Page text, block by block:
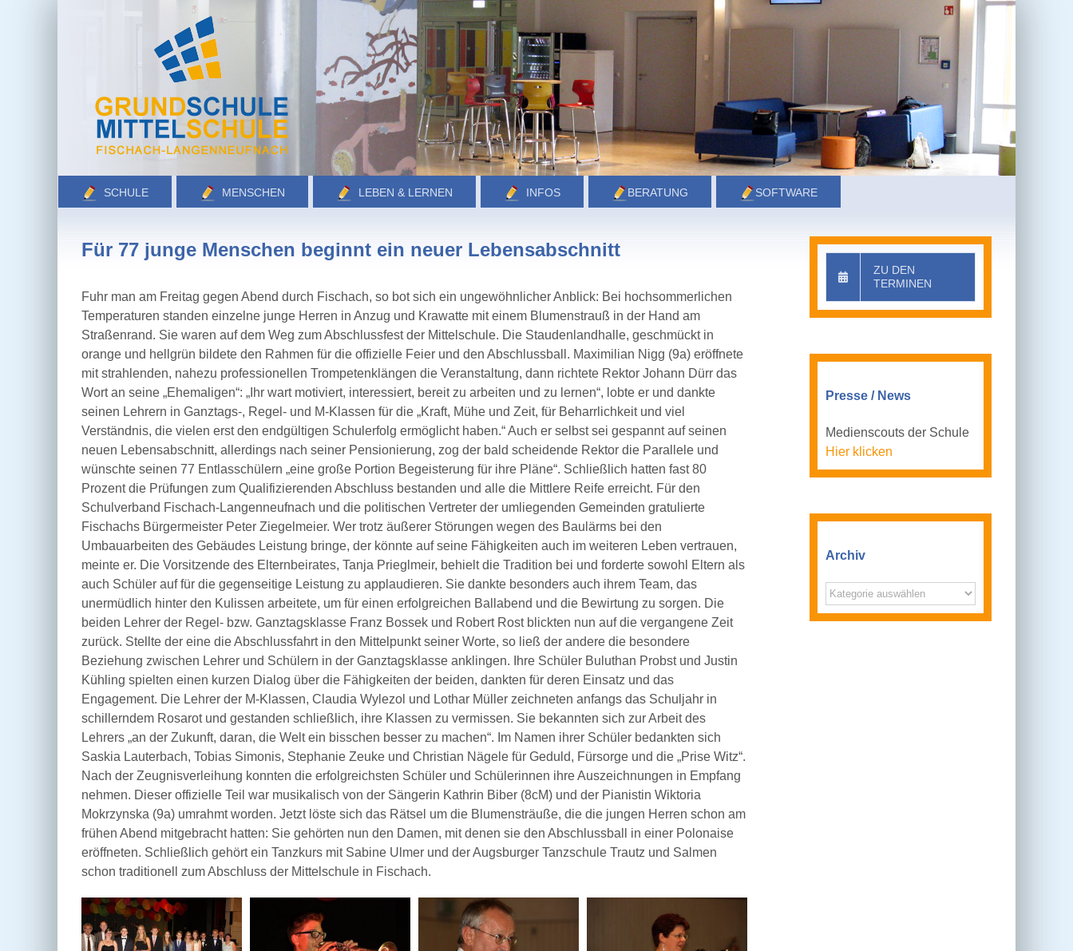
SCHULE MENSCHEN LEBEN & LERNEN INFOS BERATUNG SOFTWARE
Für 77 junge Menschen beginnt ein neuer Lebensabschnitt
Fuhr man am Freitag gegen Abend durch Fischach, so bot sich ein ungewöhnlicher Anblick: Bei hochsommerlichen
Temperaturen standen einzelne junge Herren in Anzug und Krawatte mit einem Blumenstrauß in der Hand am
Straßenrand. Sie waren auf dem Weg zum Abschlussfest der Mittelschule. Die Staudenlandhalle, geschmückt in
orange und hellgrün bildete den Rahmen für die offizielle Feier und den Abschlussball. Maximilian Nigg (9a) eröffnete
mit strahlenden, nahezu professionellen Trompetenklängen die Veranstaltung, dann richtete Rektor Johann Dürr das
Wort an seine „Ehemaligen“: „Ihr wart motiviert, interessiert, bereit zu arbeiten und zu lernen“, lobte er und dankte
seinen Lehrern in Ganztags-, Regel- und M-Klassen für die „Kraft, Mühe und Zeit, für Beharrlichkeit und viel
Verständnis, die vielen erst den endgültigen Schulerfolg ermöglicht haben.“ Auch er selbst sei gespannt auf seinen
neuen Lebensabschnitt, allerdings nach seiner Pensionierung, zog der bald scheidende Rektor die Parallele und
wünschte seinen 77 Entlasschülern „eine große Portion Begeisterung für ihre Pläne“. Schließlich hatten fast 80
Prozent die Prüfungen zum Qualifizierenden Abschluss bestanden und alle die Mittlere Reife erreicht. Für den
Schulverband Fischach-Langenneufnach und die politischen Vertreter der umliegenden Gemeinden gratulierte
Fischachs Bürgermeister Peter Ziegelmeier. Wer trotz äußerer Störungen wegen des Baulärms bei den
Umbauarbeiten des Gebäudes Leistung bringe, der könnte auf seine Fähigkeiten auch im weiteren Leben vertrauen,
meinte er. Die Vorsitzende des Elternbeirates, Tanja Prieglmeir, behielt die Tradition bei und forderte sowohl Eltern als
auch Schüler auf für die gegenseitige Leistung zu applaudieren. Sie dankte besonders auch ihrem Team, das
unermüdlich hinter den Kulissen arbeitete, um für einen erfolgreichen Ballabend und die Bewirtung zu sorgen. Die
beiden Lehrer der Regel- bzw. Ganztagsklasse Franz Bossek und Robert Rost blickten nun auf die vergangene Zeit
zurück. Stellte der eine die Abschlussfahrt in den Mittelpunkt seiner Worte, so ließ der andere die besondere
Beziehung zwischen Lehrer und Schülern in der Ganztagsklasse anklingen. Ihre Schüler Buluthan Probst und Justin
Kühling spielten einen kurzen Dialog über die Fähigkeiten der beiden, dankten für deren Einsatz und das
Engagement. Die Lehrer der M-Klassen, Claudia Wylezol und Lothar Müller zeichneten anfangs das Schuljahr in
schillerndem Rosarot und gestanden schließlich, ihre Klassen zu vermissen. Sie bekannten sich zur Arbeit des
Lehrers „an der Zukunft, daran, die Welt ein bisschen besser zu machen“. Im Namen ihrer Schüler bedankten sich
Saskia Lauterbach, Tobias Simonis, Stephanie Zeuke und Christian Nägele für Geduld, Fürsorge und die „Prise Witz“.
Nach der Zeugnisverleihung konnten die erfolgreichsten Schüler und Schülerinnen ihre Auszeichnungen in Empfang
nehmen. Dieser offizielle Teil war musikalisch von der Sängerin Kathrin Biber (8cM) und der Pianistin Wiktoria
Mokrzynska (9a) umrahmt worden. Jetzt löste sich das Rätsel um die Blumensträuße, die die jungen Herren schon am
frühen Abend mitgebracht hatten: Sie gehörten nun den Damen, mit denen sie den Abschlussball in einer Polonaise
eröffneten. Schließlich gehört ein Tanzkurs mit Sabine Ulmer und der Augsburger Tanzschule Trautz und Salmen
schon traditionell zum Abschluss der Mittelschule in Fischach.
ZU DEN
TERMINEN
Presse / News
Medienscouts der Schule
Hier klicken
Archiv
Archiv